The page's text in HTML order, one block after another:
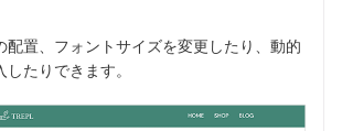
配置、フォントサイズを変更したり、動的
たりできます。